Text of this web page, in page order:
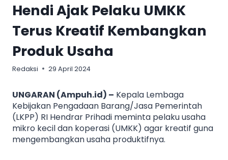
Hendi Ajak Pelaku UMKK
Terus Kreatif Kembangkan
Produk Usaha
Redaksi 29 April 2024
UNGARAN (Ampuh.id) – Kepala Lembaga
Kebijakan Pengadaan Barang/Jasa Pemerintah
(LKPP) RI Hendrar Prihadi meminta pelaku usaha
mikro kecil dan koperasi (UMKK) agar kreatif guna
mengembangkan usaha produktifnya.